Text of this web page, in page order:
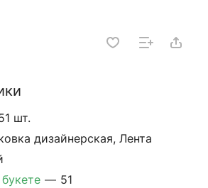
шт.
дизайнерская, Лента
— 51